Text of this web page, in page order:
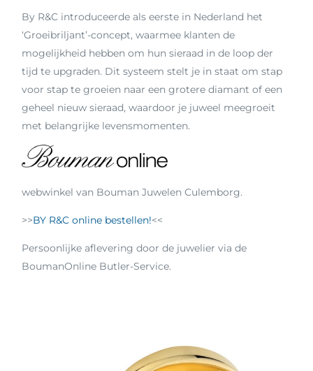
By R&C introduceerde als eerste in Nederland het
‘Groeibriljant’-concept, waarmee klanten de
mogelijkheid hebben om hun sieraad in de loop der
tijd te upgraden. Dit systeem stelt je in staat om stap
voor stap te groeien naar een grotere diamant of een
geheel nieuw sieraad, waardoor je juweel meegroeit
met belangrijke levensmomenten.
webwinkel van Bouman Juwelen Culemborg.
>>BY R&C online bestellen!<<
Persoonlijke aflevering door de juwelier via de
BoumanOnline Butler-Service.